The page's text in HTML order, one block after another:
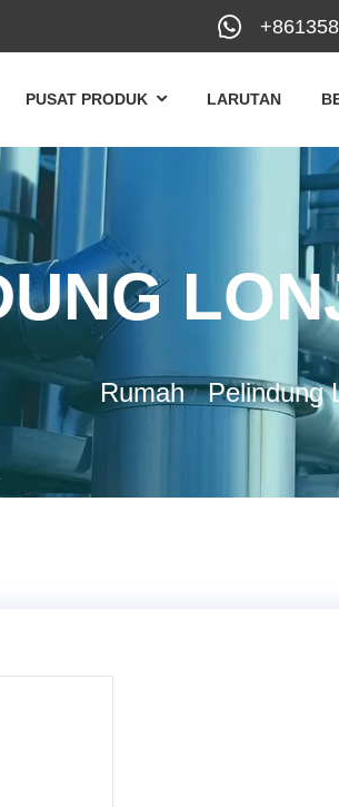
PUSAT PRODUK LARUTAN
Rumah Pelindung